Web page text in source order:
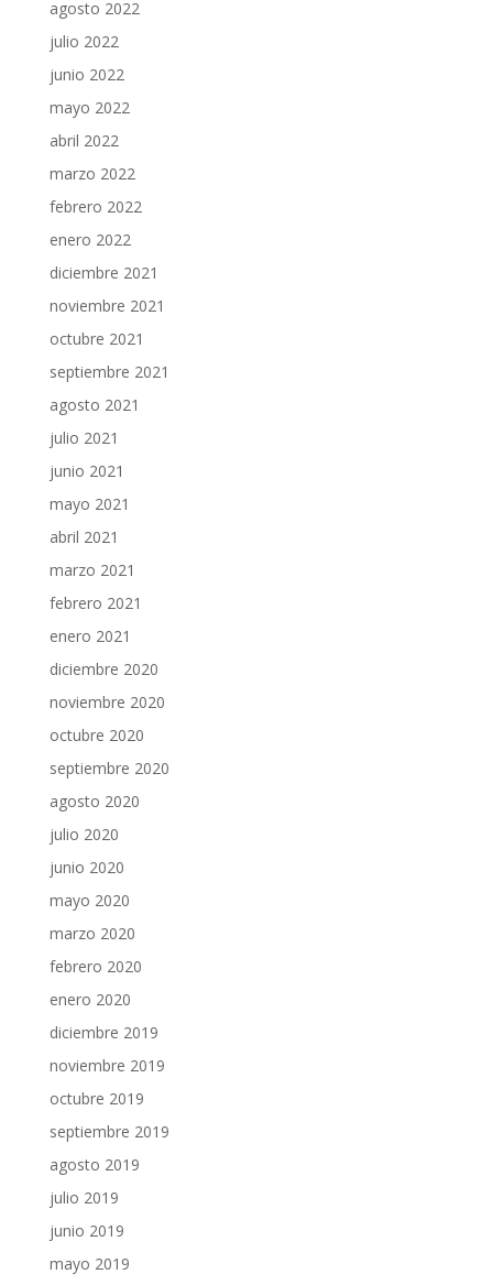
agosto 2022
julio 2022
junio 2022
mayo 2022
abril 2022
marzo 2022
febrero 2022
enero 2022
diciembre 2021
noviembre 2021
octubre 2021
septiembre 2021
agosto 2021
julio 2021
junio 2021
mayo 2021
abril 2021
marzo 2021
febrero 2021
enero 2021
diciembre 2020
noviembre 2020
octubre 2020
septiembre 2020
agosto 2020
julio 2020
junio 2020
mayo 2020
marzo 2020
febrero 2020
enero 2020
diciembre 2019
noviembre 2019
octubre 2019
septiembre 2019
agosto 2019
julio 2019
junio 2019
mayo 2019